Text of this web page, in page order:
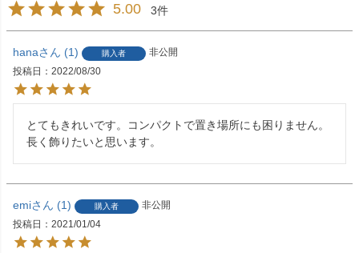
5.00 3
hana 1 購入者
非公開
投稿日
2022/08/30
とてもきれいです。コンパクトで置き場所にも困りません。
長く飾りたいと思います。
emi 1 購入者
非公開
投稿日
2021/01/04